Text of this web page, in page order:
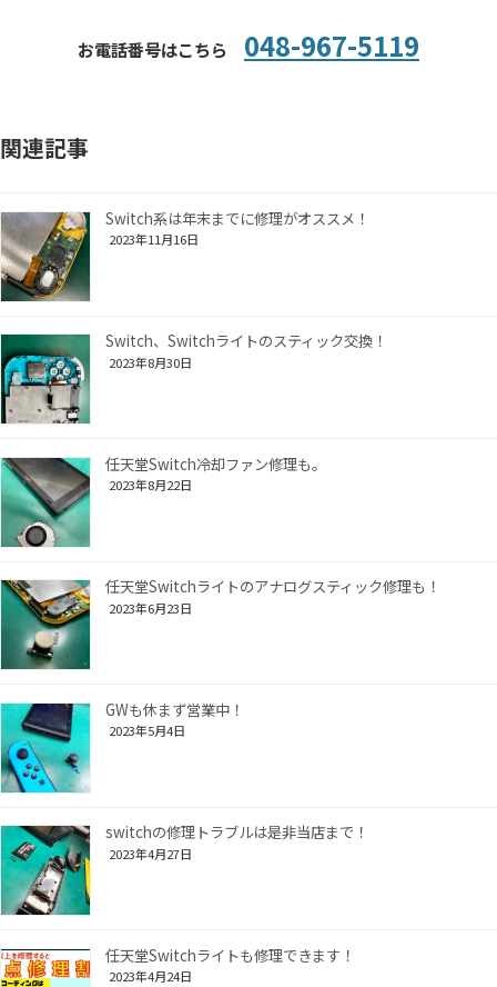
お電話番号はこちら 048-967-5119
関連記事
Switch系は年末までに修理がオススメ！
2023年11月16日
Switch、Switchライトのスティック交換！
2023年8月30日
任天堂Switch冷却ファン修理も。
2023年8月22日
任天堂Switchライトのアナログスティック修理も！
2023年6月23日
GWも休まず営業中！
2023年5月4日
switchの修理トラブルは是非当店まで！
2023年4月27日
任天堂Switchライトも修理できます！
2023年4月24日